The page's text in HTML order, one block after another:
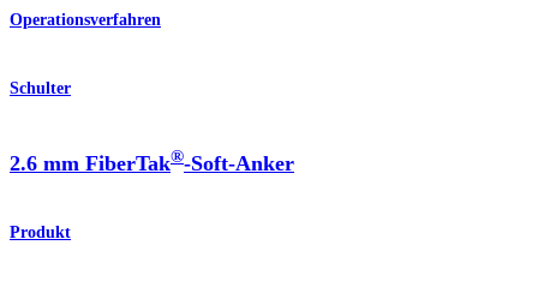
Operationsverfahren
Schulter
2.6 mm FiberTak®-Soft-Anker
Produkt